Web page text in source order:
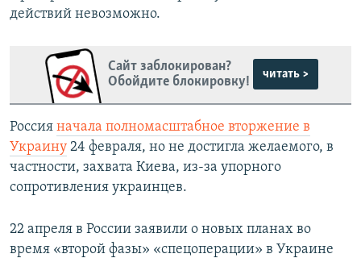
действий невозможно.
Сайт заблокирован?
Обойдите блокировку!
читать >
Россия начала полномасштабное вторжение в
Украину 24 февраля, но не достигла желаемого, в
частности, захвата Киева, из-за упорного
сопротивления украинцев.
22 апреля в России заявили о новых планах во
время «второй фазы» «спецоперации» в Украине